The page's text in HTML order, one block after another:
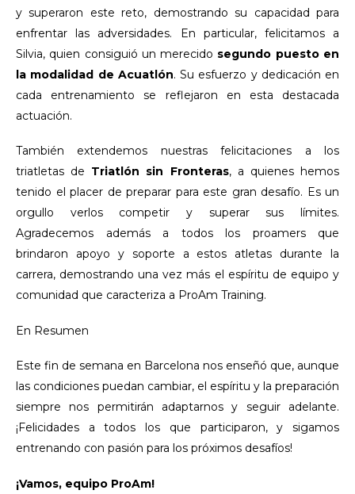
y superaron este reto, demostrando su capacidad para
enfrentar las adversidades. En particular, felicitamos a
Silvia, quien consiguió un merecido segundo puesto en
la modalidad de Acuatlón. Su esfuerzo y dedicación en
cada entrenamiento se reflejaron en esta destacada
actuación.
También extendemos nuestras felicitaciones a los
triatletas de Triatlón sin Fronteras, a quienes hemos
tenido el placer de preparar para este gran desafío. Es un
orgullo verlos competir y superar sus límites.
Agradecemos además a todos los proamers que
brindaron apoyo y soporte a estos atletas durante la
carrera, demostrando una vez más el espíritu de equipo y
comunidad que caracteriza a ProAm Training.
En Resumen
Este fin de semana en Barcelona nos enseñó que, aunque
las condiciones puedan cambiar, el espíritu y la preparación
siempre nos permitirán adaptarnos y seguir adelante.
¡Felicidades a todos los que participaron, y sigamos
entrenando con pasión para los próximos desafíos!
¡Vamos, equipo ProAm!